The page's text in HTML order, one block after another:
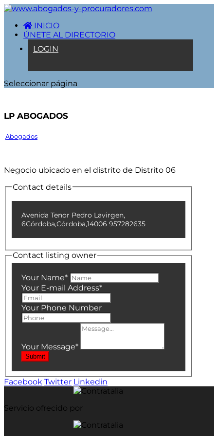
INICIO
ÚNETE AL DIRECTORIO
LOGIN
Seleccionar página
Lp Abogados
Abogados
Negocio ubicado en el distrito de Distrito 06
Contact details
Avenida Tenor Pedro Lavirgen,
6Córdoba,Córdoba,14006 957282635
Contact listing owner
Your Name*
Your E-mail Address*
Your Phone Number
Your Message*
Submit
Facebook Twitter Linkedin
Servicio ofrecido por